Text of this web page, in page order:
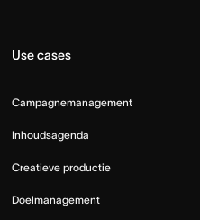
Use cases
Campagnemanagement
Inhoudsagenda
Creatieve productie
Doelmanagement